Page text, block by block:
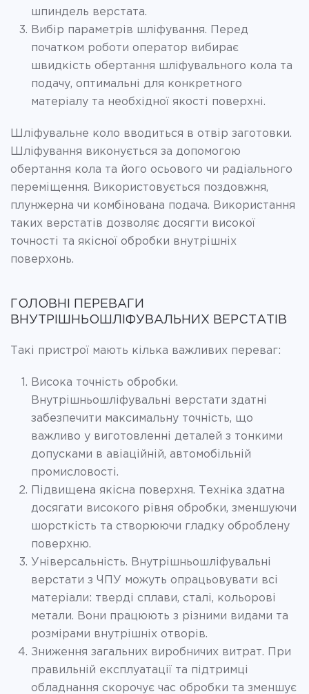
шпиндель верстата.
Вибір параметрів шліфування. Перед
початком роботи оператор вибирає
швидкість обертання шліфувального кола та
подачу, оптимальні для конкретного
матеріалу та необхідної якості поверхні.
Шліфувальне коло вводиться в отвір заготовки.
Шліфування виконується за допомогою
обертання кола та його осьового чи радіального
переміщення. Використовується поздовжня,
плунжерна чи комбінована подача. Використання
таких верстатів дозволяє досягти високої
точності та якісної обробки внутрішніх
поверхонь.
ГОЛОВНІ ПЕРЕВАГИ
ВНУТРІШНЬОШЛІФУВАЛЬНИХ ВЕРСТАТІВ
Такі пристрої мають кілька важливих переваг:
Висока точність обробки.
Внутрішньошліфувальні верстати здатні
забезпечити максимальну точність, що
важливо у виготовленні деталей з тонкими
допусками в авіаційній, автомобільній
промисловості.
Підвищена якісна поверхня. Техніка здатна
досягати високого рівня обробки, зменшуючи
шорсткість та створюючи гладку оброблену
поверхню.
Універсальність. Внутрішньошліфувальні
верстати з ЧПУ можуть опрацьовувати всі
матеріали: тверді сплави, сталі, кольорові
метали. Вони працюють з різними видами та
розмірами внутрішніх отворів.
Зниження загальних виробничих витрат. При
правильній експлуатації та підтримці
обладнання скорочує час обробки та зменшує